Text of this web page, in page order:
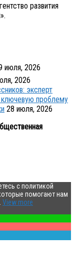
развития
июля, 2026
2026
эксперт
проблему
28 июля, 2026
с политикой
помогают нам
View more